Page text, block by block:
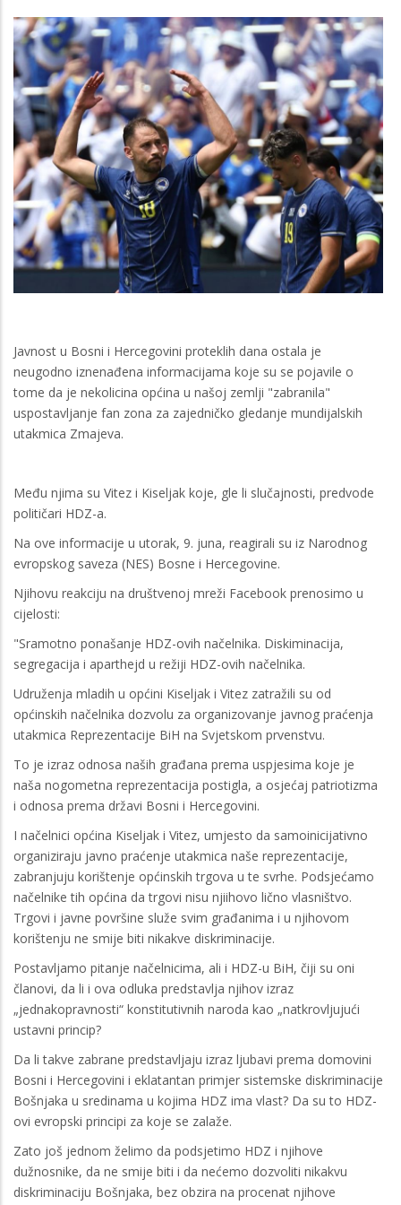
Javnost u Bosni i Hercegovini proteklih dana ostala je
neugodno iznenađena informacijama koje su se pojavile o
tome da je nekolicina općina u našoj zemlji "zabranila"
uspostavljanje fan zona za zajedničko gledanje mundijalskih
utakmica Zmajeva.
Među njima su Vitez i Kiseljak koje, gle li slučajnosti, predvode
političari HDZ-a.
Na ove informacije u utorak, 9. juna, reagirali su iz Narodnog
evropskog saveza (NES) Bosne i Hercegovine.
Njihovu reakciju na društvenoj mreži Facebook prenosimo u
cijelosti:
"Sramotno ponašanje HDZ-ovih načelnika. Diskiminacija,
segregacija i aparthejd u režiji HDZ-ovih načelnika.
Udruženja mladih u općini Kiseljak i Vitez zatražili su od
općinskih načelnika dozvolu za organizovanje javnog praćenja
utakmica Reprezentacije BiH na Svjetskom prvenstvu.
To je izraz odnosa naših građana prema uspjesima koje je
naša nogometna reprezentacija postigla, a osjećaj patriotizma
i odnosa prema državi Bosni i Hercegovini.
I načelnici općina Kiseljak i Vitez, umjesto da samoinicijativno
organiziraju javno praćenje utakmica naše reprezentacije,
zabranjuju korištenje općinskih trgova u te svrhe. Podsjećamo
načelnike tih općina da trgovi nisu njiihovo lično vlasništvo.
Trgovi i javne površine služe svim građanima i u njihovom
korištenju ne smije biti nikakve diskriminacije.
Postavljamo pitanje načelnicima, ali i HDZ-u BiH, čiji su oni
članovi, da li i ova odluka predstavlja njihov izraz
„jednakopravnosti“ konstitutivnih naroda kao „natkrovljujući
ustavni princip?
Da li takve zabrane predstavljaju izraz ljubavi prema domovini
Bosni i Hercegovini i eklatantan primjer sistemske diskriminacije
Bošnjaka u sredinama u kojima HDZ ima vlast? Da su to HDZ-
ovi evropski principi za koje se zalaže.
Zato još jednom želimo da podsjetimo HDZ i njihove
dužnosnike, da ne smije biti i da nećemo dozvoliti nikakvu
diskriminaciju Bošnjaka, bez obzira na procenat njihove